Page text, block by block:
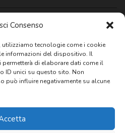
Consenso
utilizziamo tecnologie come i cookie
informazioni del dispositivo. Il
di elaborare dati come il
ID unici su questo sito. Non
può influire negativamente su alcune
dei dati personali